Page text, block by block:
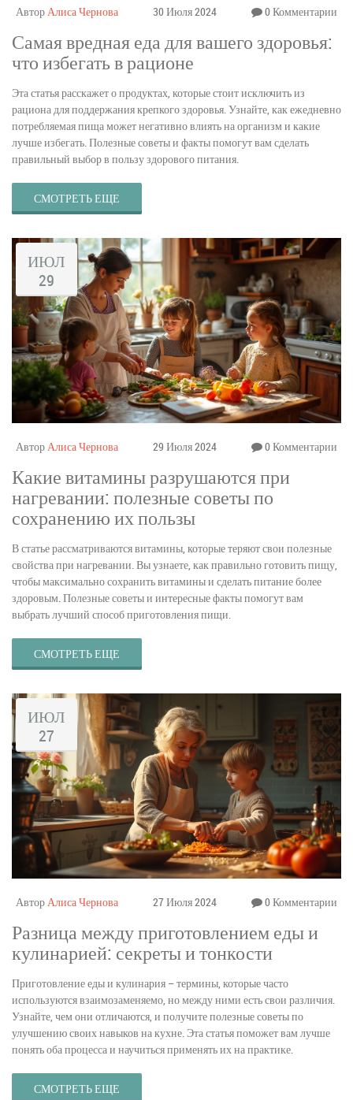
АвторАлиса Чернова 30 Июля 2024 0 Комментарии
Самая вредная еда для вашего здоровья:
что избегать в рационе
Эта статья расскажет о продуктах, которые стоит исключить из
рациона для поддержания крепкого здоровья. Узнайте, как ежедневно
потребляемая пища может негативно влиять на организм и какие
лучше избегать. Полезные советы и факты помогут вам сделать
правильный выбор в пользу здорового питания.
СМОТРЕТЬ ЕЩЕ
ИЮЛ
29
АвторАлиса Чернова 29 Июля 2024 0 Комментарии
Какие витамины разрушаются при
нагревании: полезные советы по
сохранению их пользы
В статье рассматриваются витамины, которые теряют свои полезные
свойства при нагревании. Вы узнаете, как правильно готовить пищу,
чтобы максимально сохранить витамины и сделать питание более
здоровым. Полезные советы и интересные факты помогут вам
выбрать лучший способ приготовления пищи.
СМОТРЕТЬ ЕЩЕ
ИЮЛ
27
АвторАлиса Чернова 27 Июля 2024 0 Комментарии
Разница между приготовлением еды и
кулинарией: секреты и тонкости
Приготовление еды и кулинария – термины, которые часто
используются взаимозаменяемо, но между ними есть свои различия.
Узнайте, чем они отличаются, и получите полезные советы по
улучшению своих навыков на кухне. Эта статья поможет вам лучше
понять оба процесса и научиться применять их на практике.
СМОТРЕТЬ ЕЩЕ